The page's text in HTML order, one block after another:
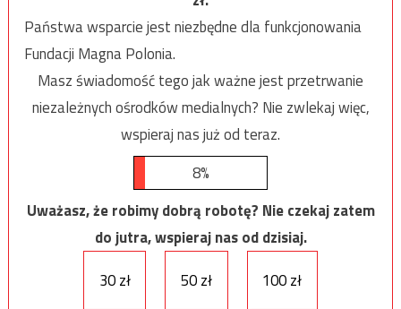
Państwa wsparcie jest niezbędne dla funkcjonowania
Fundacji Magna Polonia.
Masz świadomość tego jak ważne jest przetrwanie
niezależnych ośrodków medialnych? Nie zwlekaj więc,
wspieraj nas już od teraz.
8%
Uważasz, że robimy dobrą robotę? Nie czekaj zatem
do jutra, wspieraj nas od dzisiaj.
30 zł
50 zł 100 zł